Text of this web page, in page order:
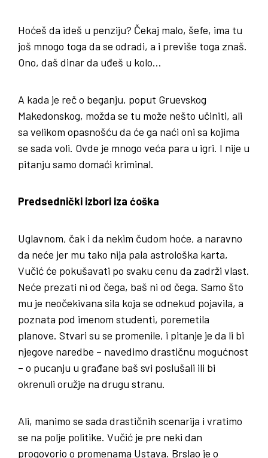
Hoćeš da ideš u penziju? Čekaj malo, šefe, ima tu
još mnogo toga da se odradi, a i previše toga znaš.
Ono, daš dinar da uđeš u kolo…
A kada je reč o beganju, poput Gruevskog
Makedonskog, možda se tu može nešto učiniti, ali
sa velikom opasnošću da će ga naći oni sa kojima
se sada voli. Ovde je mnogo veća para u igri. I nije u
pitanju samo domaći kriminal.
Predsednički izbori iza ćoška
Uglavnom, čak i da nekim čudom hoće, a naravno
da neće jer mu tako nija pala astrološka karta,
Vučić će pokušavati po svaku cenu da zadrži vlast.
Neće prezati ni od čega, baš ni od čega. Samo što
mu je neočekivana sila koja se odnekud pojavila, a
poznata pod imenom studenti, poremetila
planove. Stvari su se promenile, i pitanje je da li bi
njegove naredbe – navedimo drastičnu mogućnost
– o pucanju u građane baš svi poslušali ili bi
okrenuli oružje na drugu stranu.
Ali, manimo se sada drastičnih scenarija i vratimo
se na polje politike. Vučić je pre neki dan
progovorio o promenama Ustava. Brslao je o